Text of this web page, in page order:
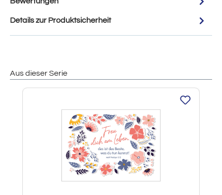
Details zur Produktsicherheit
Aus dieser Serie
Produktgalerie überspringen